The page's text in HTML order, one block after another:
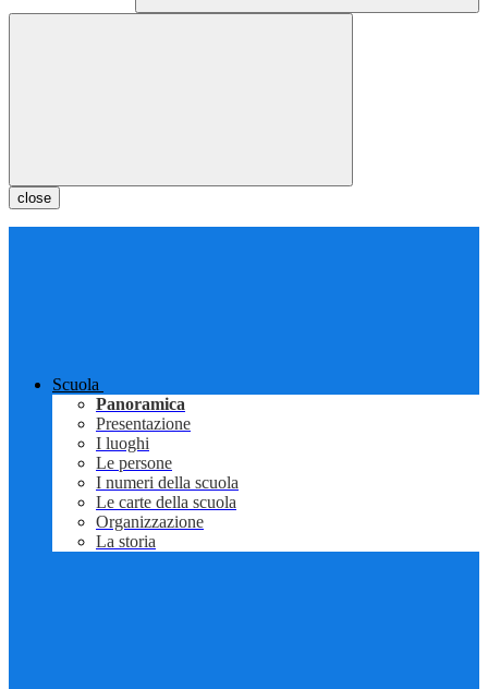
close
Scuola
Panoramica
Presentazione
I luoghi
Le persone
I numeri della scuola
Le carte della scuola
Organizzazione
La storia